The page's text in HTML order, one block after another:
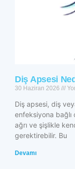
Diş Apsesi
30 Haziran 2026
Diş apsesi, diş
enfeksiyona
ağrı ve şişlikle
gerektirebilir. Bu
Devamı